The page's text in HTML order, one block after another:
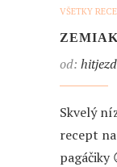
VŠETKY
od:
Skvelý
recept
pagáčiky